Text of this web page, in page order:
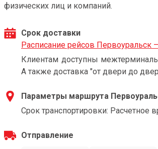
физических лиц и компаний.
Срок доставки
Расписание рейсов Первоуральск
Клиентам доступны
А также доставка "от двери до
Параметры маршрута
Срок транспортировки: Расчетное
Отправление